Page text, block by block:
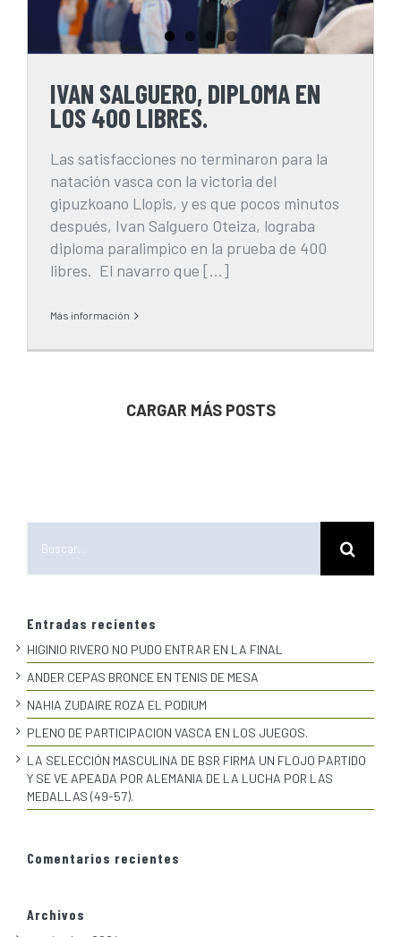
IVAN SALGUERO, DIPLOMA EN
LOS 400 LIBRES.
Las satisfacciones no terminaron para la
natación vasca con la victoria del
gipuzkoano Llopis, y es que pocos minutos
después, Ivan Salguero Oteiza, lograba
diploma paralimpico en la prueba de 400
libres. El navarro que [...]
Más información
CARGAR MÁS POSTS
Entradas recientes
HIGINIO RIVERO NO PUDO ENTRAR EN LA FINAL
ANDER CEPAS BRONCE EN TENIS DE MESA
NAHIA ZUDAIRE ROZA EL PODIUM
PLENO DE PARTICIPACION VASCA EN LOS JUEGOS.
LA SELECCIÓN MASCULINA DE BSR FIRMA UN FLOJO PARTIDO
Y SE VE APEADA POR ALEMANIA DE LA LUCHA POR LAS
MEDALLAS (49-57).
Comentarios recientes
Archivos